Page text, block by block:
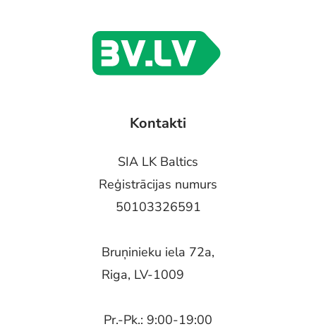
Kontakti
SIA LK Baltics
Reģistrācijas numurs
50103326591
Bruņinieku iela 72a,
Riga, LV-1009
Pr.-Pk.: 9:00-19:00